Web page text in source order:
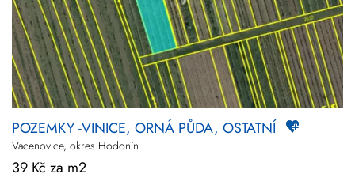
POZEMKY -VINICE, ORNÁ PŮDA, OSTATNÍ
Vacenovice, okres Hodonín
39 Kč za m2